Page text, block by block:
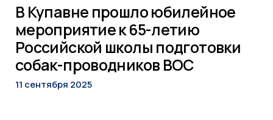
Деятельность
Промышленность
В Купавне прошло юбилейное
мероприятие к 65-летию
Российской школы подготовки
собак-проводников ВОС
11 сентября 2025